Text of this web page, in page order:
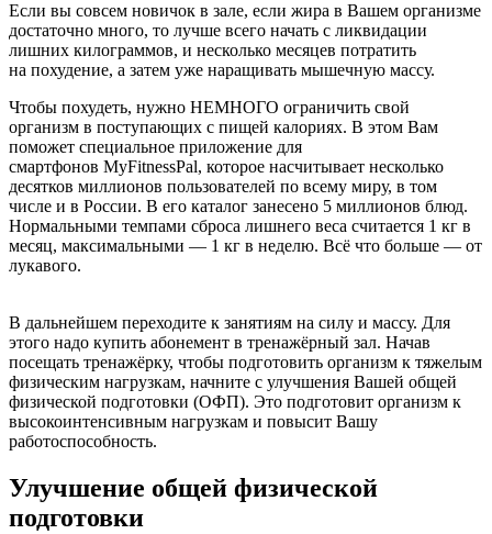
Если вы совсем новичок в зале, если жира в Вашем организме
достаточно много, то лучше всего начать с ликвидации
лишних килограммов, и несколько месяцев потратить
на похудение, а затем уже наращивать мышечную массу.
Чтобы похудеть, нужно НЕМНОГО ограничить свой
организм в поступающих с пищей калориях. В этом Вам
поможет специальное приложение для
смартфонов MyFitnessPal, которое насчитывает несколько
десятков миллионов пользователей по всему миру, в том
числе и в России. В его каталог занесено 5 миллионов блюд.
Нормальными темпами сброса лишнего веса считается 1 кг в
месяц, максимальными — 1 кг в неделю. Всё что больше — от
лукавого.
В дальнейшем переходите к занятиям на силу и массу. Для
этого надо купить абонемент в тренажёрный зал. Начав
посещать тренажёрку, чтобы подготовить организм к тяжелым
физическим нагрузкам, начните с улучшения Вашей общей
физической подготовки (ОФП). Это подготовит организм к
высокоинтенсивным нагрузкам и повысит Вашу
работоспособность.
Улучшение общей физической
подготовки